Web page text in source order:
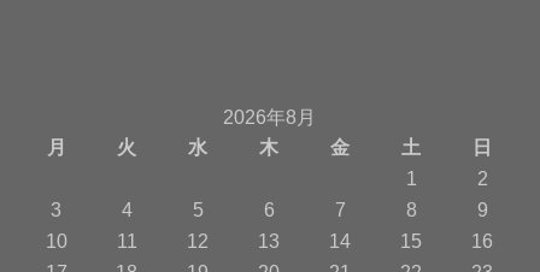
2026年8月
月
火 水 木 金 土
日
1
2
3
4 5 6 7 8
9
10
11 12 13 14 15
16